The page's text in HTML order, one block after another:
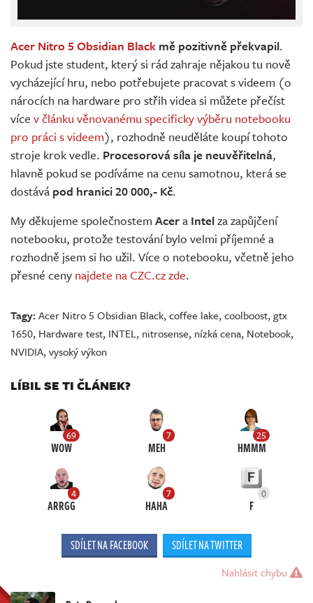
Acer Nitro 5 Obsidian Black mě pozitivně překvapil.
Pokud jste student, který si rád zahraje nějakou tu nově
vycházející hru, nebo potřebujete pracovat s videem (o
nárocích na hardware pro střih videa si můžete přečíst
více v článku věnovanému specificky výběru notebooku
pro práci s videem), rozhodně neuděláte koupí tohoto
stroje krok vedle. Procesorová síla je neuvěřitelná,
hlavně pokud se podíváme na cenu samotnou, která se
dostává pod hranici 20 000,- Kč.
My děkujeme společnostem Acera Intelza zapůjčení
notebooku, protože testování bylo velmi příjemné a
rozhodně jsem si ho užil. Více o notebooku, včetně jeho
přesné ceny najdete na CZC.cz zde.
Tagy:Acer Nitro 5 Obsidian Black,coffee lake,coolboost,gtx
1650, Hardware test, INTEL, nitrosense, nízká cena, Notebook,
NVIDIA,vysoký výkon
LÍBIL SE TI ČLÁNEK?
69
WOW
7
MEH
25
HMMM
4
ARRGG
7
HAHA
0
F
SDÍLET NA FACEBOOK SDÍLET NA TWITTER
Nahlásit chybu